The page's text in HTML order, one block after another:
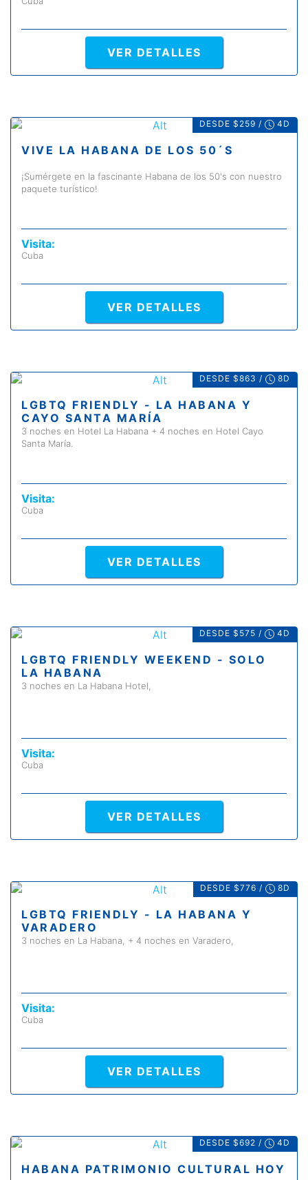
VER DETALLES
DESDE $259 / 4D
VIVE LA HABANA DE LOS 50´S
¡Sumérgete en la fascinante Habana de los 50's con nuestro
paquete turístico!
Visita:
Cuba
VER DETALLES
DESDE $863 / 8D
LGBTQ FRIENDLY - LA HABANA Y
CAYO SANTA MARÍA
3 noches en Hotel La Habana + 4 noches en Hotel Cayo
Santa María.
Visita:
Cuba
VER DETALLES
DESDE $575 / 4D
LGBTQ FRIENDLY WEEKEND - SOLO
LA HABANA
3 noches en La Habana Hotel,
Visita:
Cuba
VER DETALLES
DESDE $776 / 8D
LGBTQ FRIENDLY - LA HABANA Y
VARADERO
3 noches en La Habana, + 4 noches en Varadero,
Visita:
Cuba
VER DETALLES
DESDE $692 / 4D
HABANA PATRIMONIO CULTURAL HOY